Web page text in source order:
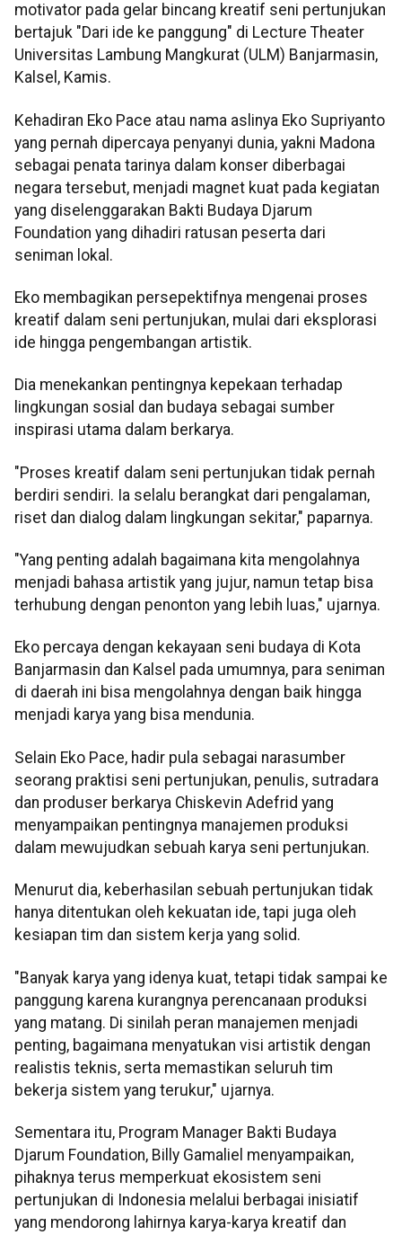
motivator pada gelar bincang kreatif seni pertunjukan
bertajuk "Dari ide ke panggung" di Lecture Theater
Universitas Lambung Mangkurat (ULM) Banjarmasin,
Kalsel, Kamis.
Kehadiran Eko Pace atau nama aslinya Eko Supriyanto
yang pernah dipercaya penyanyi dunia, yakni Madona
sebagai penata tarinya dalam konser diberbagai
negara tersebut, menjadi magnet kuat pada kegiatan
yang diselenggarakan Bakti Budaya Djarum
Foundation yang dihadiri ratusan peserta dari
seniman lokal.
Eko membagikan persepektifnya mengenai proses
kreatif dalam seni pertunjukan, mulai dari eksplorasi
ide hingga pengembangan artistik.
Dia menekankan pentingnya kepekaan terhadap
lingkungan sosial dan budaya sebagai sumber
inspirasi utama dalam berkarya.
"Proses kreatif dalam seni pertunjukan tidak pernah
berdiri sendiri. Ia selalu berangkat dari pengalaman,
riset dan dialog dalam lingkungan sekitar," paparnya.
"Yang penting adalah bagaimana kita mengolahnya
menjadi bahasa artistik yang jujur, namun tetap bisa
terhubung dengan penonton yang lebih luas," ujarnya.
Eko percaya dengan kekayaan seni budaya di Kota
Banjarmasin dan Kalsel pada umumnya, para seniman
di daerah ini bisa mengolahnya dengan baik hingga
menjadi karya yang bisa mendunia.
Selain Eko Pace, hadir pula sebagai narasumber
seorang praktisi seni pertunjukan, penulis, sutradara
dan produser berkarya Chiskevin Adefrid yang
menyampaikan pentingnya manajemen produksi
dalam mewujudkan sebuah karya seni pertunjukan.
Menurut dia, keberhasilan sebuah pertunjukan tidak
hanya ditentukan oleh kekuatan ide, tapi juga oleh
kesiapan tim dan sistem kerja yang solid.
"Banyak karya yang idenya kuat, tetapi tidak sampai ke
panggung karena kurangnya perencanaan produksi
yang matang. Di sinilah peran manajemen menjadi
penting, bagaimana menyatukan visi artistik dengan
realistis teknis, serta memastikan seluruh tim
bekerja sistem yang terukur," ujarnya.
Sementara itu, Program Manager Bakti Budaya
Djarum Foundation, Billy Gamaliel menyampaikan,
pihaknya terus memperkuat ekosistem seni
pertunjukan di Indonesia melalui berbagai inisiatif
yang mendorong lahirnya karya-karya kreatif dan